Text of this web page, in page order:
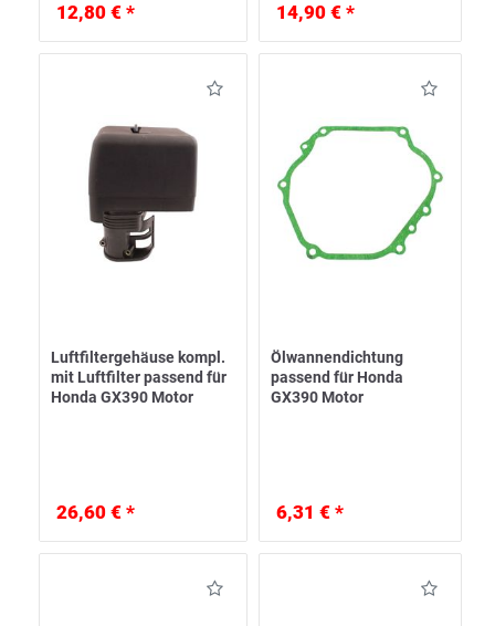
12,80 € * 14,90 € *
Luftfiltergehäuse kompl.
mit Luftfilter passend für
Honda GX390 Motor
26,60 € *
Ölwannendichtung
passend für Honda
GX390 Motor
6,31 € *